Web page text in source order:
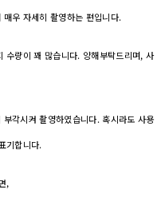
우 자세히 촬영하는 편입니다.
수량이 꽤 많습니다. 양해부탁드리며, 사
각시켜 촬영하였습니다. 혹시라도 사용
기합니다.
,